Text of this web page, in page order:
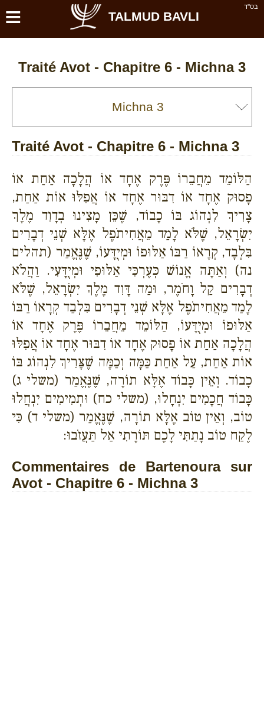
בס''ד ≡ TALMUD BAVLI
Traité Avot - Chapitre 6 - Michna 3
Traité Avot - Chapitre 6 - Michna 3
הַלּוֹמֵד מֵחֲבֵרוֹ פֶּרֶק אֶחָד אוֹ הֲלָכָה אַחַת אוֹ
פָסוּק אֶחָד אוֹ דִבּוּר אֶחָד אוֹ אֲפִלּוּ אוֹת אַחַת,
צָרִיךְ לִנְהוֹג בּוֹ כָבוֹד, שֶׁכֵּן מָצִינוּ בְדָוִד מֶלֶךְ
יִשְׂרָאֵל, שֶׁלֹּא לָמַד מֵאֲחִיתֹפֶל אֶלָּא שְׁנֵי דְבָרִים
בִּלְבָד, קְרָאוֹ רַבּוֹ אַלּוּפוֹ וּמְיֻדָּעוֹ, שֶׁנֶּאֱמַר (תהלים
נה) וְאַתָּה אֱנוֹשׁ כְּעֶרְכִּי אַלּוּפִי וּמְיֻדָּעִי. וַהֲלֹא
דְבָרִים קַל וָחֹמֶר, וּמַה דָּוִד מֶלֶךְ יִשְׂרָאֵל, שֶׁלֹּא
לָמַד מֵאֲחִיתֹפֶל אֶלָּא שְׁנֵי דְבָרִים בִּלְבַד קְרָאוֹ רַבּוֹ
אַלּוּפוֹ וּמְיֻדָּעוֹ, הַלּוֹמֵד מֵחֲבֵרוֹ פֶּרֶק אֶחָד אוֹ
הֲלָכָה אַחַת אוֹ פָסוּק אֶחָד אוֹ דִבּוּר אֶחָד אוֹ אֲפִלּוּ
אוֹת אַחַת, עַל אַחַת כַּמָּה וְכַמָּה שֶׁצָּרִיךְ לִנְהוֹג בּוֹ
כָבוֹד. וְאֵין כָּבוֹד אֶלָּא תוֹרָה, שֶׁנֶּאֱמַר (משלי ג)
כָּבוֹד חֲכָמִים יִנְחָלוּ, (משלי כח) וּתְמִימִים יִנְחֲלוּ
טוֹב, וְאֵין טוֹב אֶלָּא תוֹרָה, שֶׁנֶּאֱמַר (משלי ד) כִּי
לֶקַח טוֹב נָתַתִּי לָכֶם תּוֹרָתִי אַל תַּעֲזֹבוּ:
Commentaires de Bartenoura sur
Avot - Chapitre 6 - Michna 3